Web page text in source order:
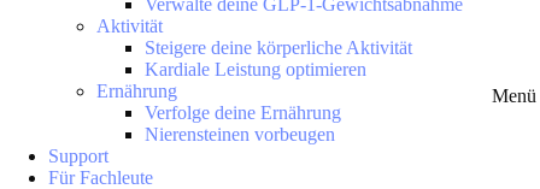
Menü
Verwalte deine GLP-1-Gewichtsabnahme
Aktivität
Steigere deine körperliche Aktivität
Kardiale Leistung optimieren
Ernährung
Verfolge deine Ernährung
Nierensteinen vorbeugen
Support
Für Fachleute